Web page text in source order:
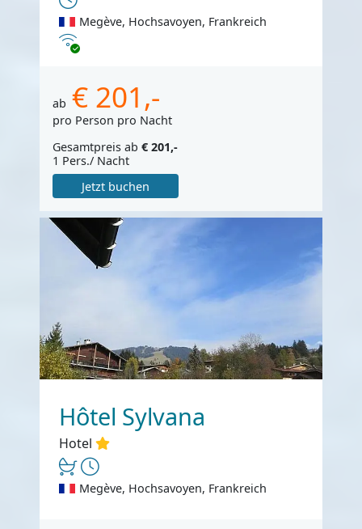
Megève, Hochsavoyen, Frankreich
Internet
ab € 201,-
pro Person pro Nacht
Gesamtpreis ab € 201,-
1 Pers./ Nacht
Jetzt buchen
Hôtel Sylvana
Hotel
Megève, Hochsavoyen, Frankreich